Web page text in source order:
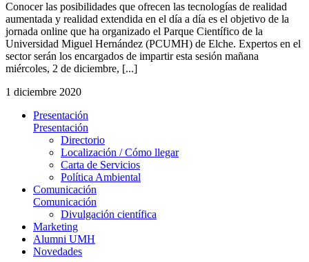
Conocer las posibilidades que ofrecen las tecnologías de realidad
aumentada y realidad extendida en el día a día es el objetivo de la
jornada online que ha organizado el Parque Científico de la
Universidad Miguel Hernández (PCUMH) de Elche. Expertos en el
sector serán los encargados de impartir esta sesión mañana
miércoles, 2 de diciembre, [...]
1 diciembre 2020
Presentación
Presentación
Directorio
Localización / Cómo llegar
Carta de Servicios
Política Ambiental
Comunicación
Comunicación
Divulgación científica
Marketing
Alumni UMH
Novedades